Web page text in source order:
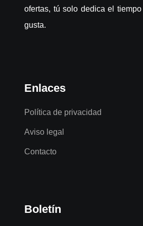
ofertas, tú solo dedica el
gusta.
Enlaces
Política de privacidad
Aviso legal
Contacto
Boletín